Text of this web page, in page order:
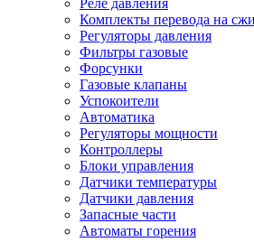
Реле давления
Комплекты перевода на
Регуляторы давления
Фильтры газовые
Форсунки
Газовые клапаны
Успокоители
Автоматика
Регуляторы мощности
Контроллеры
Блоки управления
Датчики температуры
Датчики давления
Запасные части
Автоматы горения